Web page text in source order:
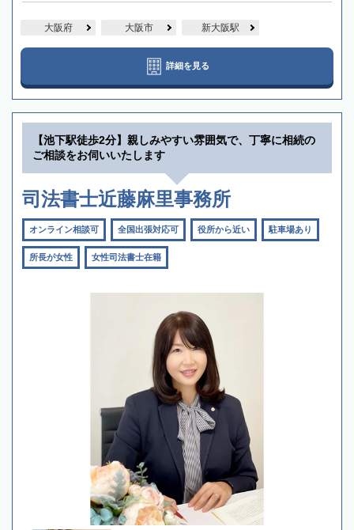
大阪府 大阪市 新大阪駅
詳細を見る
【池下駅徒歩2分】親しみやすい雰囲気で、丁寧に相続の
ご相談をお伺いいたします
司法書士近藤麻里事務所
オンライン相談可 全国出張対応可 役所から近い 駐車場あり
所長が女性 女性司法書士在籍